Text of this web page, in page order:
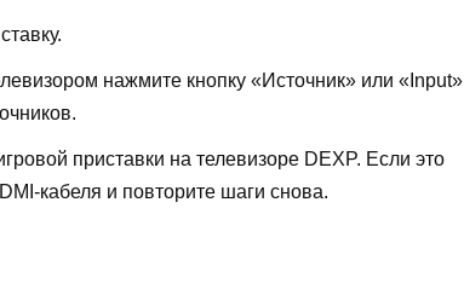
нажмите кнопку «Источник» или «Input»
приставки на телевизоре DEXP. Если это
кабеля и повторите шаги снова.